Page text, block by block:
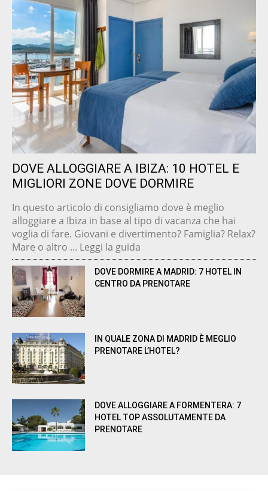
DOVE ALLOGGIARE A IBIZA: 10 HOTEL E
MIGLIORI ZONE DOVE DORMIRE
In questo articolo di consigliamo dove è meglio
alloggiare a Ibiza in base al tipo di vacanza che hai
voglia di fare. Giovani e divertimento? Famiglia? Relax?
Mare o altro ... Leggi la guida
DOVE DORMIRE A MADRID: 7 HOTEL IN
CENTRO DA PRENOTARE
IN QUALE ZONA DI MADRID È MEGLIO
PRENOTARE L’HOTEL?
DOVE ALLOGGIARE A FORMENTERA: 7
HOTEL TOP ASSOLUTAMENTE DA
PRENOTARE